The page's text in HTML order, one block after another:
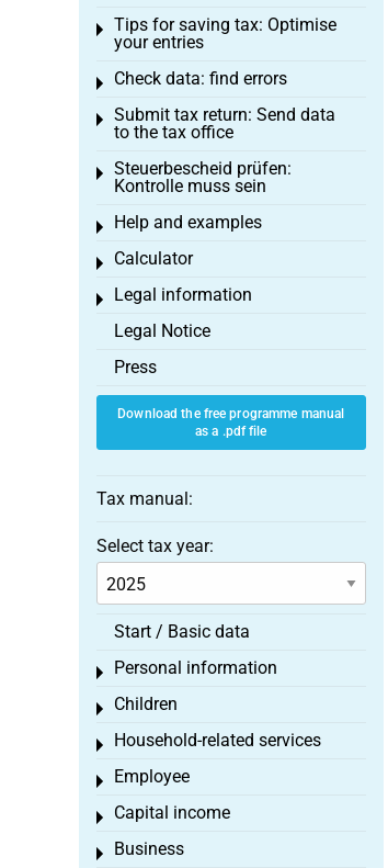
Tips for saving tax: Optimise
your entries
Toggle menu
Check data: find errors
Toggle menu
Submit tax return: Send data
to the tax office
Toggle menu
Steuerbescheid prüfen:
Kontrolle muss sein
Toggle menu
Help and examples
Toggle menu
Calculator
Toggle menu
Legal information
Toggle menu
Legal Notice
Press
Download the free programme manual
as a .pdf file
Tax manual:
Select tax year:
Start / Basic data
Personal information
Toggle menu
Children
Toggle menu
Household-related services
Toggle menu
Employee
Toggle menu
Capital income
Toggle menu
Business
Toggle menu